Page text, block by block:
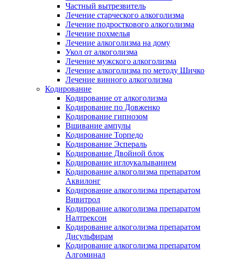
Частный вытрезвитель
Лечение старческого алкоголизма
Лечение подросткового алкоголизма
Лечение похмелья
Лечение алкоголизма на дому
Укол от алкоголизма
Лечение мужского алкоголизма
Лечение алкоголизма по методу Шичко
Лечение винного алкоголизма
Кодирование
Кодирование от алкоголизма
Кодирование по Довженко
Кодирование гипнозом
Вшивание ампулы
Кодирование Торпедо
Кодирование Эспераль
Кодирование Двойной блок
Кодирование иглоукалыванием
Кодирование алкоголизма препаратом
Аквилонг
Кодирование алкоголизма препаратом
Вивитрол
Кодирование алкоголизма препаратом
Налтрексон
Кодирование алкоголизма препаратом
Дисульфирам
Кодирование алкоголизма препаратом
Алгоминал